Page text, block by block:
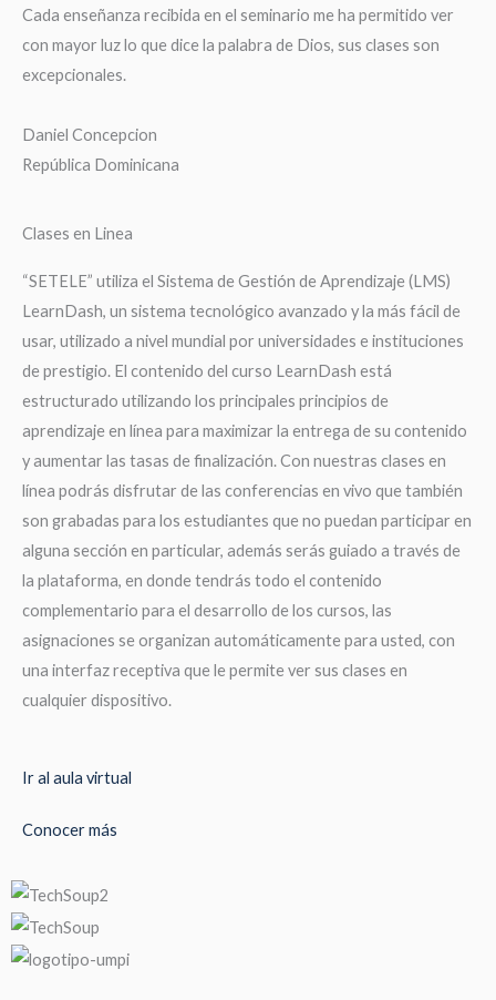
Cada enseñanza recibida en el seminario me ha permitido ver
con mayor luz lo que dice la palabra de Dios, sus clases son
excepcionales.
Daniel Concepcion
República Dominicana
Clases en Linea
“SETELE” utiliza el Sistema de Gestión de Aprendizaje (LMS)
LearnDash, un sistema tecnológico avanzado y la más fácil de
usar, utilizado a nivel mundial por universidades e instituciones
de prestigio. El contenido del curso LearnDash está
estructurado utilizando los principales principios de
aprendizaje en línea para maximizar la entrega de su contenido
y aumentar las tasas de finalización. Con nuestras clases en
línea podrás disfrutar de las conferencias en vivo que también
son grabadas para los estudiantes que no puedan participar en
alguna sección en particular, además serás guiado a través de
la plataforma, en donde tendrás todo el contenido
complementario para el desarrollo de los cursos, las
asignaciones se organizan automáticamente para usted, con
una interfaz receptiva que le permite ver sus clases en
cualquier dispositivo.
Ir al aula virtual
Conocer más